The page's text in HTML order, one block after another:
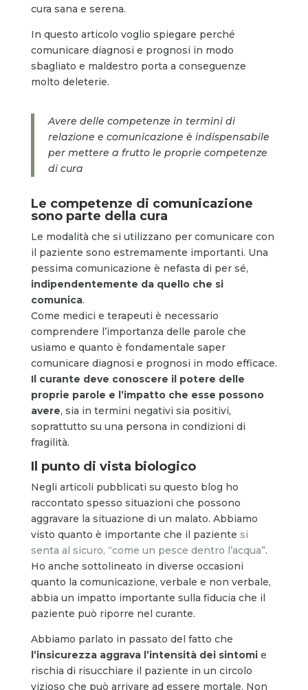
cura sana e serena.
In questo articolo voglio spiegare perché
comunicare diagnosi e prognosi in modo
sbagliato e maldestro porta a conseguenze
molto deleterie.
Avere delle competenze in termini di
relazione e comunicazione è indispensabile
per mettere a frutto le proprie competenze
di cura
Le competenze di comunicazione
sono parte della cura
Le modalità che si utilizzano per comunicare con
il paziente sono estremamente importanti. Una
pessima comunicazione è nefasta di per sé,
indipendentemente da quello che si
comunica.
Come medici e terapeuti è necessario
comprendere l’importanza delle parole che
usiamo e quanto è fondamentale saper
comunicare diagnosi e prognosi in modo efficace.
Il curante deve conoscere il potere delle
proprie parole e l’impatto che esse possono
avere, sia in termini negativi sia positivi,
soprattutto su una persona in condizioni di
fragilità.
Il punto di vista biologico
Negli articoli pubblicati su questo blog ho
raccontato spesso situazioni che possono
aggravare la situazione di un malato. Abbiamo
visto quanto è importante che il paziente si
senta al sicuro, “come un pesce dentro l’acqua”.
Ho anche sottolineato in diverse occasioni
quanto la comunicazione, verbale e non verbale,
abbia un impatto importante sulla fiducia che il
paziente può riporre nel curante.
Abbiamo parlato in passato del fatto che
l’insicurezza aggrava l’intensità dei sintomi e
rischia di risucchiare il paziente in un circolo
vizioso che può arrivare ad essere mortale. Non